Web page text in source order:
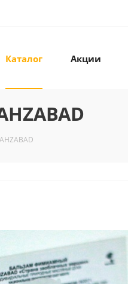
Каталог Акции